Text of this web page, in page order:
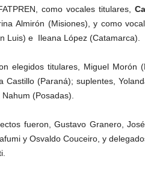
como vocales titulares,
Almirón (Misiones), y como
Luis) e Ileana López (Catamarca).
elegidos titulares, Miguel Morón
(Paraná); suplentes,
(Posadas).
fueron, Gustavo Granero,
y Osvaldo Couceiro, y